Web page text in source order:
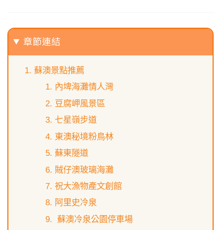
章節連結
蘇澳景點推薦
內埤海灘情人灣
豆腐岬風景區
七星嶺步道
東澳秘境粉鳥林
蘇東隧道
賊仔澳玻璃海灘
祝大漁物產文創館
阿里史冷泉
蘇澳冷泉公園停車場